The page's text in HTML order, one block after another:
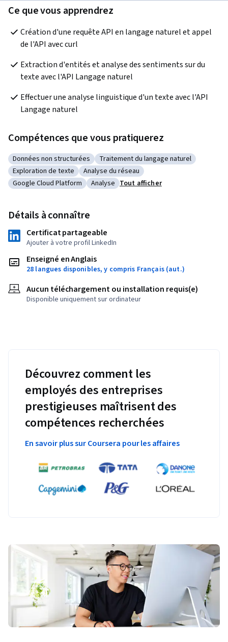
Ce que vous apprendrez
Création d'une requête API en langage naturel et appel
de l'API avec curl
Extraction d'entités et analyse des sentiments sur du
texte avec l'API Langage naturel
Effectuer une analyse linguistique d'un texte avec l'API
Langage naturel
Compétences que vous pratiquerez
Catégorie : Données non structurées
Données non structurées Catégorie : Traitement du langage
Traitement du langage naturel
Catégorie : Exploration de texte
Exploration de texte Catégorie : Analyse du réseau
Analyse du réseau
Catégorie : Google Cloud Platform
Google Cloud Platform Catégorie : Analyse
Analyse Tout afficher
Détails à connaître
Certificat partageable
Ajouter à votre profil LinkedIn
Enseigné en Anglais
28 langues disponibles, y compris Français (aut.)
Aucun téléchargement ou installation requis(e)
Disponible uniquement sur ordinateur
Découvrez comment les
employés des entreprises
prestigieuses maîtrisent des
compétences recherchées
En savoir plus sur Coursera pour les affaires